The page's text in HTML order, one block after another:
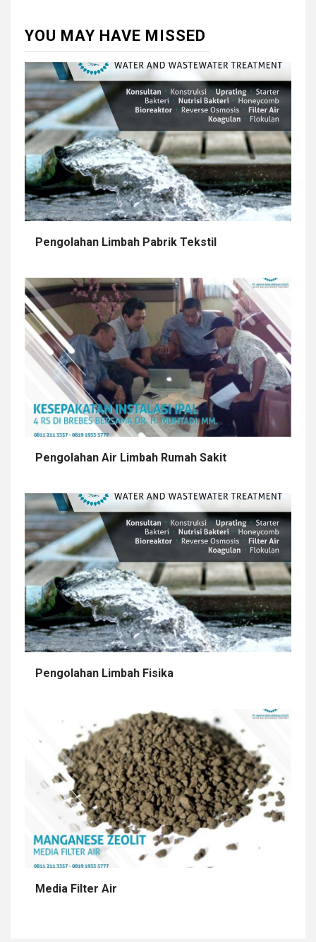
YOU MAY HAVE MISSED
Pengolahan Limbah Pabrik Tekstil
Pengolahan Air Limbah Rumah Sakit
Pengolahan Limbah Fisika
Media Filter Air